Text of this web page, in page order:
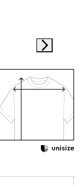
ブーツ
サンダル
その他
財布／小物